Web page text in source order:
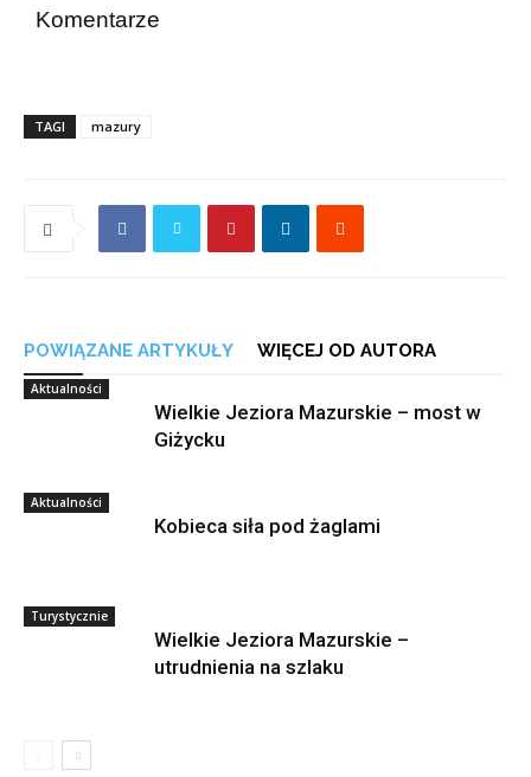
Komentarze
TAGI mazury
POWIĄZANE ARTYKUŁY WIĘCEJ OD AUTORA
Aktualności
Wielkie Jeziora Mazurskie – most w
Giżycku
Aktualności
Kobieca siła pod żaglami
Turystycznie
Wielkie Jeziora Mazurskie –
utrudnienia na szlaku